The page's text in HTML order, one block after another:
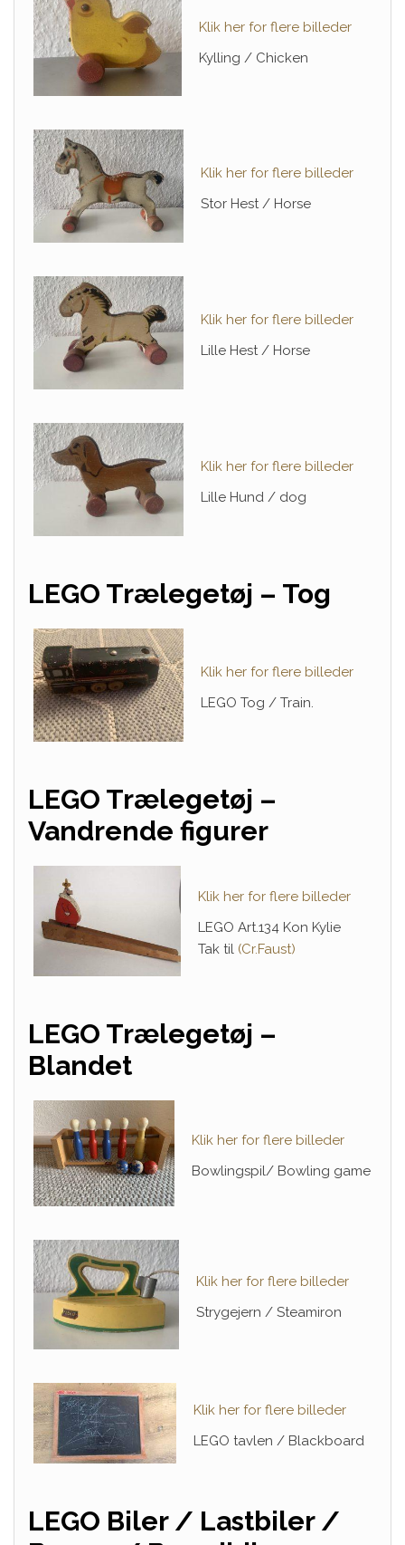
Klik her for flere billeder
Kylling / Chicken
Klik her for flere billeder
Stor Hest / Horse
Klik her for flere billeder
Lille Hest / Horse
Klik her for flere billeder
Lille Hund / dog
LEGO Trælegetøj – Tog
Klik her for flere billeder
LEGO Tog / Train.
LEGO Trælegetøj –
Vandrende figurer
Klik her for flere billeder
LEGO Art.134 Kon Kylie
Tak til (Cr.Faust)
LEGO Trælegetøj –
Blandet
Klik her for flere billeder
Bowlingspil/ Bowling game
Klik her for flere billeder
Strygejern / Steamiron
Klik her for flere billeder
LEGO tavlen / Blackboard
LEGO Biler / Lastbiler /